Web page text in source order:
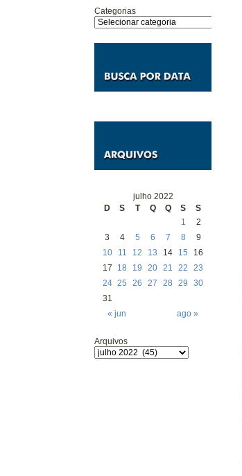
Categorias
julho 2022
D
S T Q Q S S
« jun ago »
1
2
3
4 5 6 7 8
9
10
11 12 13 14 15
16
17
18 19 20 21 22
23
24 25 26 27 28 29
30
31
Arquivos